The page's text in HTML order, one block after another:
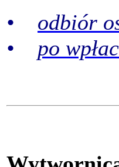
•
• po